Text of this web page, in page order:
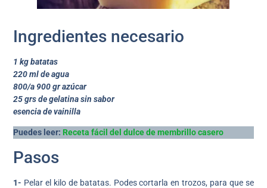
Ingredientes necesario
1 kg batatas
220 ml de agua
800/a 900 gr azúcar
25 grs de gelatina sin sabor
esencia de vainilla
Puedes leer: Receta fácil del dulce de membrillo casero
Pasos
1- Pelar el kilo de batatas. Podes cortarla en trozos, para que se